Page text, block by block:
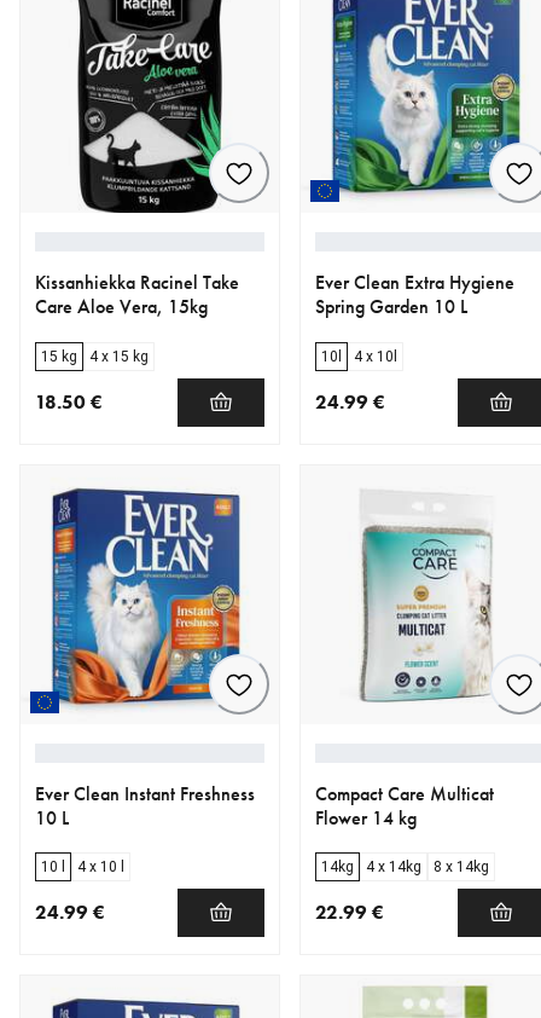
Kissanhiekka Racinel Take
Care Aloe Vera, 15kg
15 kg 4 x 15 kg
18.50 €
Ever Clean Extra Hygiene
Spring Garden 10 L
10l 4 x 10l
24.99 €
Ever Clean Instant Freshness
10 L
10 l 4 x 10 l
24.99 €
Compact Care Multicat
Flower 14 kg
14kg 4 x 14kg 8 x 14kg
22.99 €